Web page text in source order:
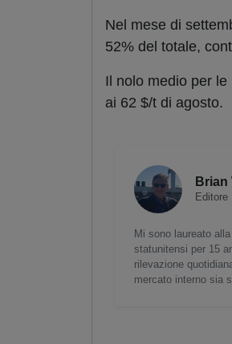
Nel mese di
52% del totale,
Il nolo medio per
ai 62 $/t di agosto.
Brian
Editore
Mi sono laureato
statunitensi per 15
rilevazione
mercato interno sia